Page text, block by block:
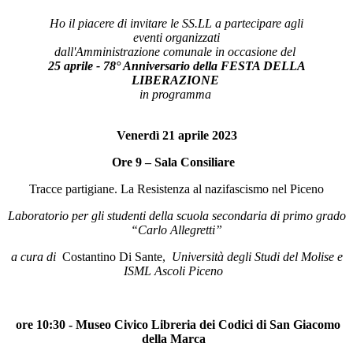
Ho il piacere di invitare le SS.LL a partecipare agli
eventi organizzati
dall'Amministrazione comunale in occasione del
25 aprile - 78° Anniversario della FESTA DELLA
LIBERAZIONE
in programma
Venerdì 21 aprile 2023
Ore 9 – Sala Consiliare
Tracce partigiane. La Resistenza al nazifascismo nel Piceno
Laboratorio per gli studenti della scuola secondaria di primo grado
“Carlo Allegretti”
a cura di Costantino Di Sante, Università degli Studi del Molise e
ISML Ascoli Piceno
ore 10:30 - Museo Civico Libreria dei Codici di San Giacomo
della Marca